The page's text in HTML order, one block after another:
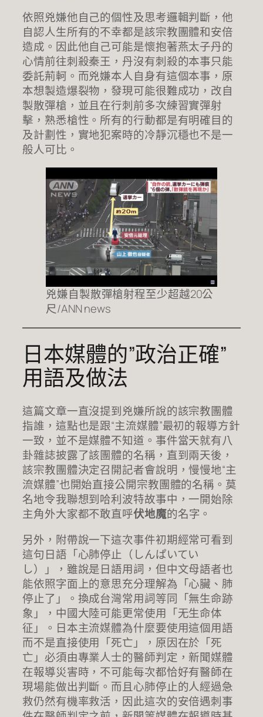
依照兇嫌他自己的個性及思考邏輯判斷，他
自認人生所有的不幸都是該宗教團體和安倍
造成。因此他自己可能是懷抱著燕太子丹的
心情前往刺殺秦王，丹沒有刺殺的本事只能
委託荊軻。而兇嫌本人自身有這個本事，原
本想製造爆裂物，發現可能很難成功，改自
製散彈槍，並且在行刺前多次練習實彈射
擊，熟悉槍性。所有的行動都是有明確目的
及計劃性，實地犯案時的冷靜沉穩也不是一
般人可比。
兇嫌自製散彈槍射程至少超越20公
尺/ANN news
日本媒體的”政治正確”
用語及做法
這篇文章一直沒提到兇嫌所說的該宗教團體
指誰，這點也是跟“主流媒體”最初的報導方針
一致，並不是媒體不知道。事件當天就有八
卦雜誌披露了該團體的名稱，直到兩天後，
該宗教團體決定召開記者會說明，慢慢地“主
流媒體”也開始直接公開宗教團體的名稱。莫
名地令我聯想到哈利波特故事中，一開始除
主角外大家都不敢直呼伏地魔的名字。
另外，附帶說一下這次事件初期經常可看到
這句日語「心肺停止（しんぱいてい
し）」，雖說是日語用詞，但中文母語者也
能依照字面上的意思充分理解為「心臟、肺
停止了」。換成台灣常用詞等同「無生命跡
象」，中國大陸可能更常使用「无生命体
征」。日本主流媒體為什麼要使用這個用語
而不是直接使用「死亡」，原因在於「死
亡」必須由專業人士的醫師判定，新聞媒體
在報導災害時，不可能每次都恰好有醫師在
現場能做出判斷。而且心肺停止的人經過急
救仍然有機率救活，因此這次的安倍遇刺事